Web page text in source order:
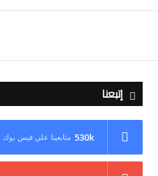
إتبعنا
530k متابعينا علي فيس بوك